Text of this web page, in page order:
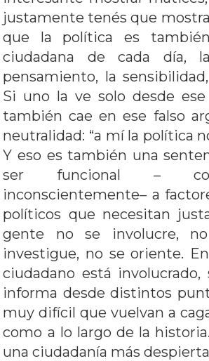
justamente tenés que
que la política es
ciudadana de cada día,
pensamiento, la
Si uno la ve solo desde
también cae en ese falso
neutralidad: “a mí la política
Y eso es también una
ser funcional –
inconscientemente– a
políticos que necesitan
gente no se involucre,
investigue, no se oriente.
ciudadano está involucrado,
informa desde distintos
muy difícil que vuelvan a
como a lo largo de la
una ciudadanía más